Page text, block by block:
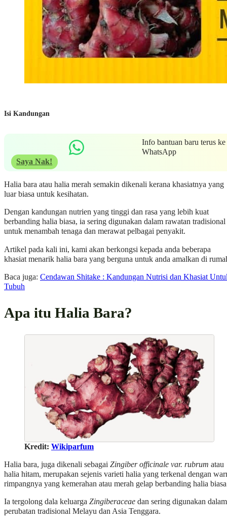
Isi Kandungan
Info bantuan baru terus ke
WhatsApp
Saya Nak!
Halia bara atau halia merah semakin dikenali kerana khasiatnya yang
luar biasa untuk kesihatan.
Dengan kandungan nutrien yang tinggi dan rasa yang lebih kuat
berbanding halia biasa, ia sering digunakan dalam rawatan tradisional
untuk menambah tenaga dan merawat pelbagai penyakit.
Artikel pada kali ini, kami akan berkongsi kepada anda beberapa
khasiat menarik halia bara yang berguna untuk anda amalkan di
Baca juga: Cendawan Shitake : Kandungan Nutrisi dan Khasiat
Tubuh
Apa itu Halia Bara?
Kredit: Wikiparfum
Halia bara, juga dikenali sebagai Zingiber officinale var. rubrum atau
halia hitam, merupakan sejenis varieti halia yang terkenal dengan
rimpangnya yang kemerahan atau merah gelap berbanding halia
Ia tergolong dala keluarga Zingiberaceae dan sering digunakan dalam
perubatan tradisional Melayu dan Asia Tenggara.